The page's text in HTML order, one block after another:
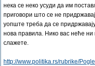
нека се неко усуди да им
приговори што се не
уопште треба да се
нова правила. Нико вас неће
слажете.
http://www.politika.rs/rubrike/